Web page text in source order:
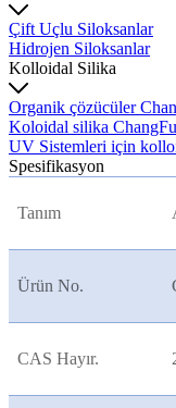
Çift Uçlu Siloksanlar
Hidrojen Siloksanlar
Kolloidal Silika
Organik çözücüler
Koloidal silika
UV Sistemleri için
Spesifikasyon
Tanım
Ürün No.
CAS Hayır.